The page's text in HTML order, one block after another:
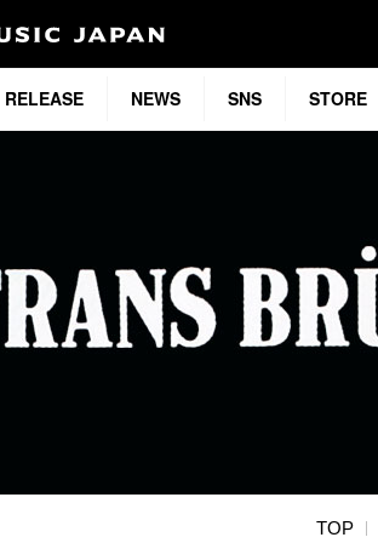
RELEASE NEWS SNS STORE
TOP